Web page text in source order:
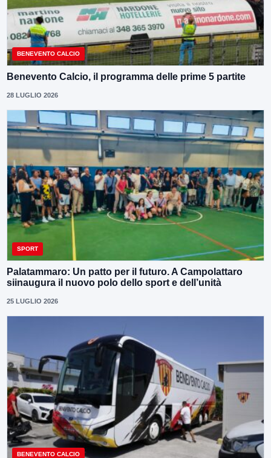
BENEVENTO CALCIO
Benevento Calcio, il programma delle prime 5 partite
28 LUGLIO 2026
SPORT
Palatammaro: Un patto per il futuro. A Campolattaro
siinaugura il nuovo polo dello sport e dell’unità
25 LUGLIO 2026
BENEVENTO CALCIO